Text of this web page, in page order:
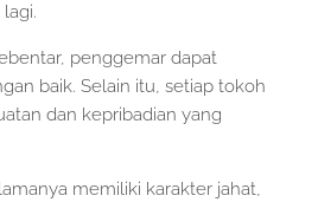
penggemar dapat
baik. Selain itu, setiap tokoh
dan kepribadian yang
memiliki karakter jahat,